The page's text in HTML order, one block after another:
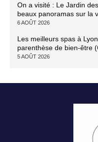
On a visité : Le Jardin
beaux panoramas sur la
6 AOÛT 2026
Les meilleurs spas à
parenthèse de bien-être
5 AOÛT 2026